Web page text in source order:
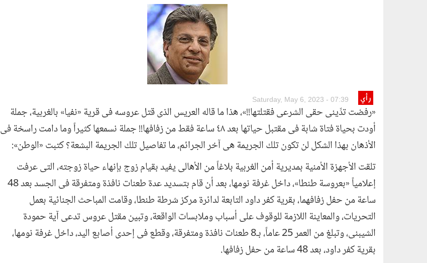
رأي Saturday, May 6, 2023 - 07:39
«رفضت تدِّينى حقى الشرعى فقتلتها!!»، هذا ما قاله العريس الذى قتل عروسه فى قرية «نفيا» بالغربية، جملة
أودت بحياة فتاة شابة فى مقتبل حياتها بعد ٤٨ ساعة فقط من زفافها!! جملة نسمعها كثيراً وما دامت راسخة فى
الأذهان بهذا الشكل لن تكون تلك الجريمة هى آخر الجرائم، ما تفاصيل تلك الجريمة البشعة؟ كتبت «الوطن»:
تلقت الأجهزة الأمنية بمديرية أمن الغربية بلاغاً من الأهالى يفيد بقيام زوج بإنهاء حياة زوجته، التى عرفت
إعلامياً «بعروسة طنطا»، داخل غرفة نومها، بعد أن قام بتسديد عدة طعنات نافذة ومتفرقة فى الجسد بعد 48
ساعة من حفل زفافهما، بقرية كفر داود التابعة لدائرة مركز شرطة طنطا، وقامت المباحث الجنائية بعمل
التحريات، والمعاينة اللازمة للوقوف على أسباب وملابسات الواقعة، وتبين مقتل عروس تدعى آية حمودة
الشيبنى، وتبلغ من العمر 25 عاماً، بـ8 طعنات نافذة ومتفرقة، وقطع فى إحدى أصابع اليد، داخل غرفة نومها،
بقرية كفر داود، بعد 48 ساعة من حفل زفافها.